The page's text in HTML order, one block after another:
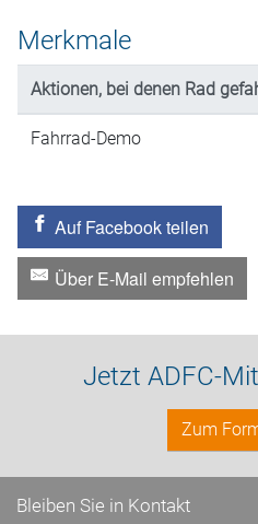
Merkmale
Aktionen, bei denen Rad
Fahrrad-Demo
Auf Facebook teilen
Über E-Mail empfehlen
Jetzt ADFC-
Zum
Bleiben Sie in Kontakt